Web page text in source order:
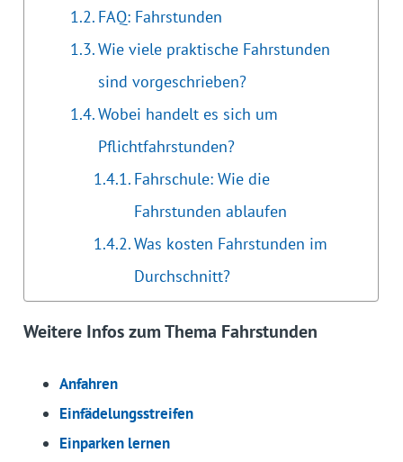
FAQ: Fahrstunden
Wie viele praktische Fahrstunden
sind vorgeschrieben?
Wobei handelt es sich um
Pflichtfahrstunden?
Fahrschule: Wie die
Fahrstunden ablaufen
Was kosten Fahrstunden im
Durchschnitt?
Weitere Infos zum Thema Fahrstunden
Anfahren
Einfädelungsstreifen
Einparken lernen